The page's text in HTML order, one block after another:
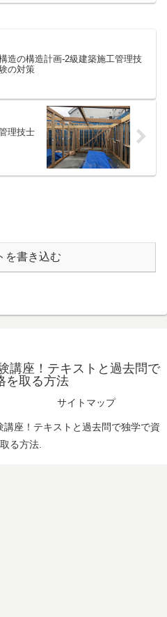
造の構造計画-2級建築施工管理技
の対策
理技士
を書き込む
講座！テキストと過去問で
を取る方法
サイトマップ
座！テキストと過去問で独学で資
る方法.